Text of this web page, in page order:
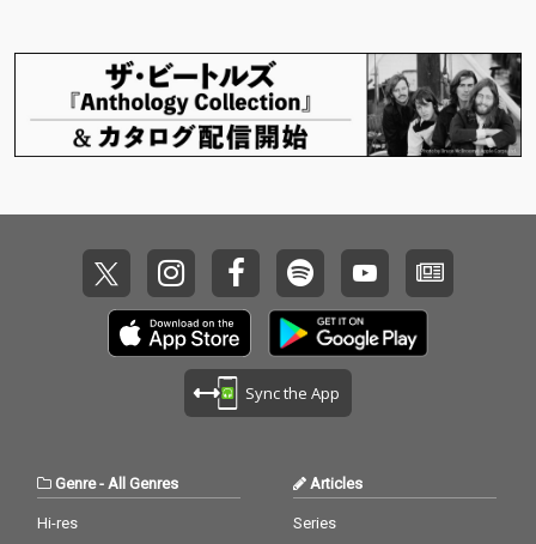
Sync the App
Genre- All Genres
Hi-res
Articles
Series